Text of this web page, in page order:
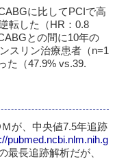
に比してPCIで高
転した（HR：0.8
との間に10年の
スリン治療患者（n=1
た（47.9% vs.39.
が、中央値7.5年追跡
pubmed.ncbi.nlm.nih.g
最長追跡解析だが、